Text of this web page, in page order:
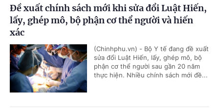
Đề xuất chính sách mới khi sửa đổi Luật Hiến,
lấy, ghép mô, bộ phận cơ thể người và hiến
xác
(Chinhphu.vn) - Bộ Y tế đang đề xuất
sửa đổi Luật Hiến, lấy, ghép mô, bộ
phận cơ thể người sau gần 20 năm
thực hiện. Nhiều chính sách mới đề...